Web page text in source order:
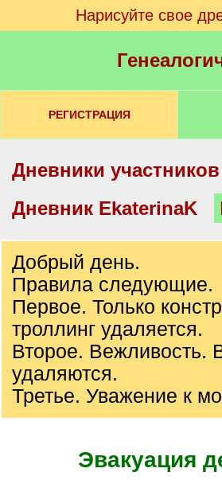
Нарисуйте свое
РЕГИСТРАЦИЯ
Дневники участников
Дневник EkaterinaK
Добрый день.
Правила следующие.
Первое. Только
троллинг удаляется.
Второе. Вежливость.
удаляются.
Третье. Уважение к
Эвакуация